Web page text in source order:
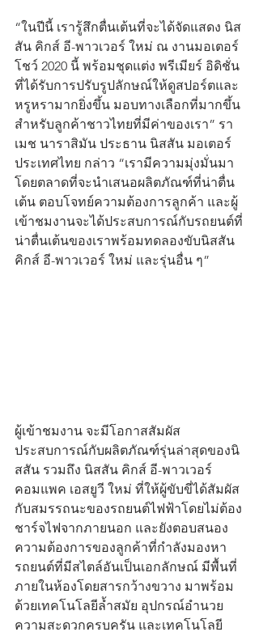
“ในปีนี้ เรารู้สึกตื่นเต้นที่จะได้จัดแสดง นิส
สัน คิกส์ อี-พาวเวอร์ ใหม่ ณ งานมอเตอร์
โชว์ 2020 นี้ พร้อมชุดแต่ง พรีเมียร์ อิดิชั่น
ที่ได้รับการปรับรูปลักษณ์ให้ดูสปอร์ตและ
หรูหรามากยิ่งขึ้น มอบทางเลือกที่มากขึ้น
สำหรับลูกค้าชาวไทยที่มีค่าของเรา” รา
เมช นาราสิมัน ประธาน นิสสัน มอเตอร์
ประเทศไทย กล่าว “เรามีความมุ่งมั่นมา
โดยตลาดที่จะนำเสนอผลิตภัณฑ์ที่น่าตื่น
เต้น ตอบโจทย์ความต้องการลูกค้า และผู้
เข้าชมงานจะได้ประสบการณ์กับรถยนต์ที่
น่าตื่นเต้นของเราพร้อมทดลองขับนิสสัน
คิกส์ อี-พาวเวอร์ ใหม่ และรุ่นอื่น ๆ”
ผู้เข้าชมงาน จะมีโอกาสสัมผัส
ประสบการณ์กับผลิตภัณฑ์รุ่นล่าสุดของนิ
สสัน รวมถึง นิสสัน คิกส์ อี-พาวเวอร์
คอมแพค เอสยูวี ใหม่ ที่ให้ผู้ขับขี่ได้สัมผัส
กับสมรรถนะของรถยนต์ไฟฟ้าโดยไม่ต้อง
ชาร์จไฟจากภายนอก และยังตอบสนอง
ความต้องการของลูกค้าที่กำลังมองหา
รถยนต์ที่มีสไตล์อันเป็นเอกลักษณ์ มีพื้นที่
ภายในห้องโดยสารกว้างขวาง มาพร้อม
ด้วยเทคโนโลยีล้ำสมัย อุปกรณ์อำนวย
ความสะดวกครบครัน และเทคโนโลยี